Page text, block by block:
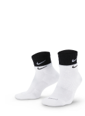
３．安心：先確認
【「AFTEE先享後
１．於結帳方式選
付」結帳頁面，進
２．訂單成立數日
每筆NT$100，滿
每筆NT$100，滿